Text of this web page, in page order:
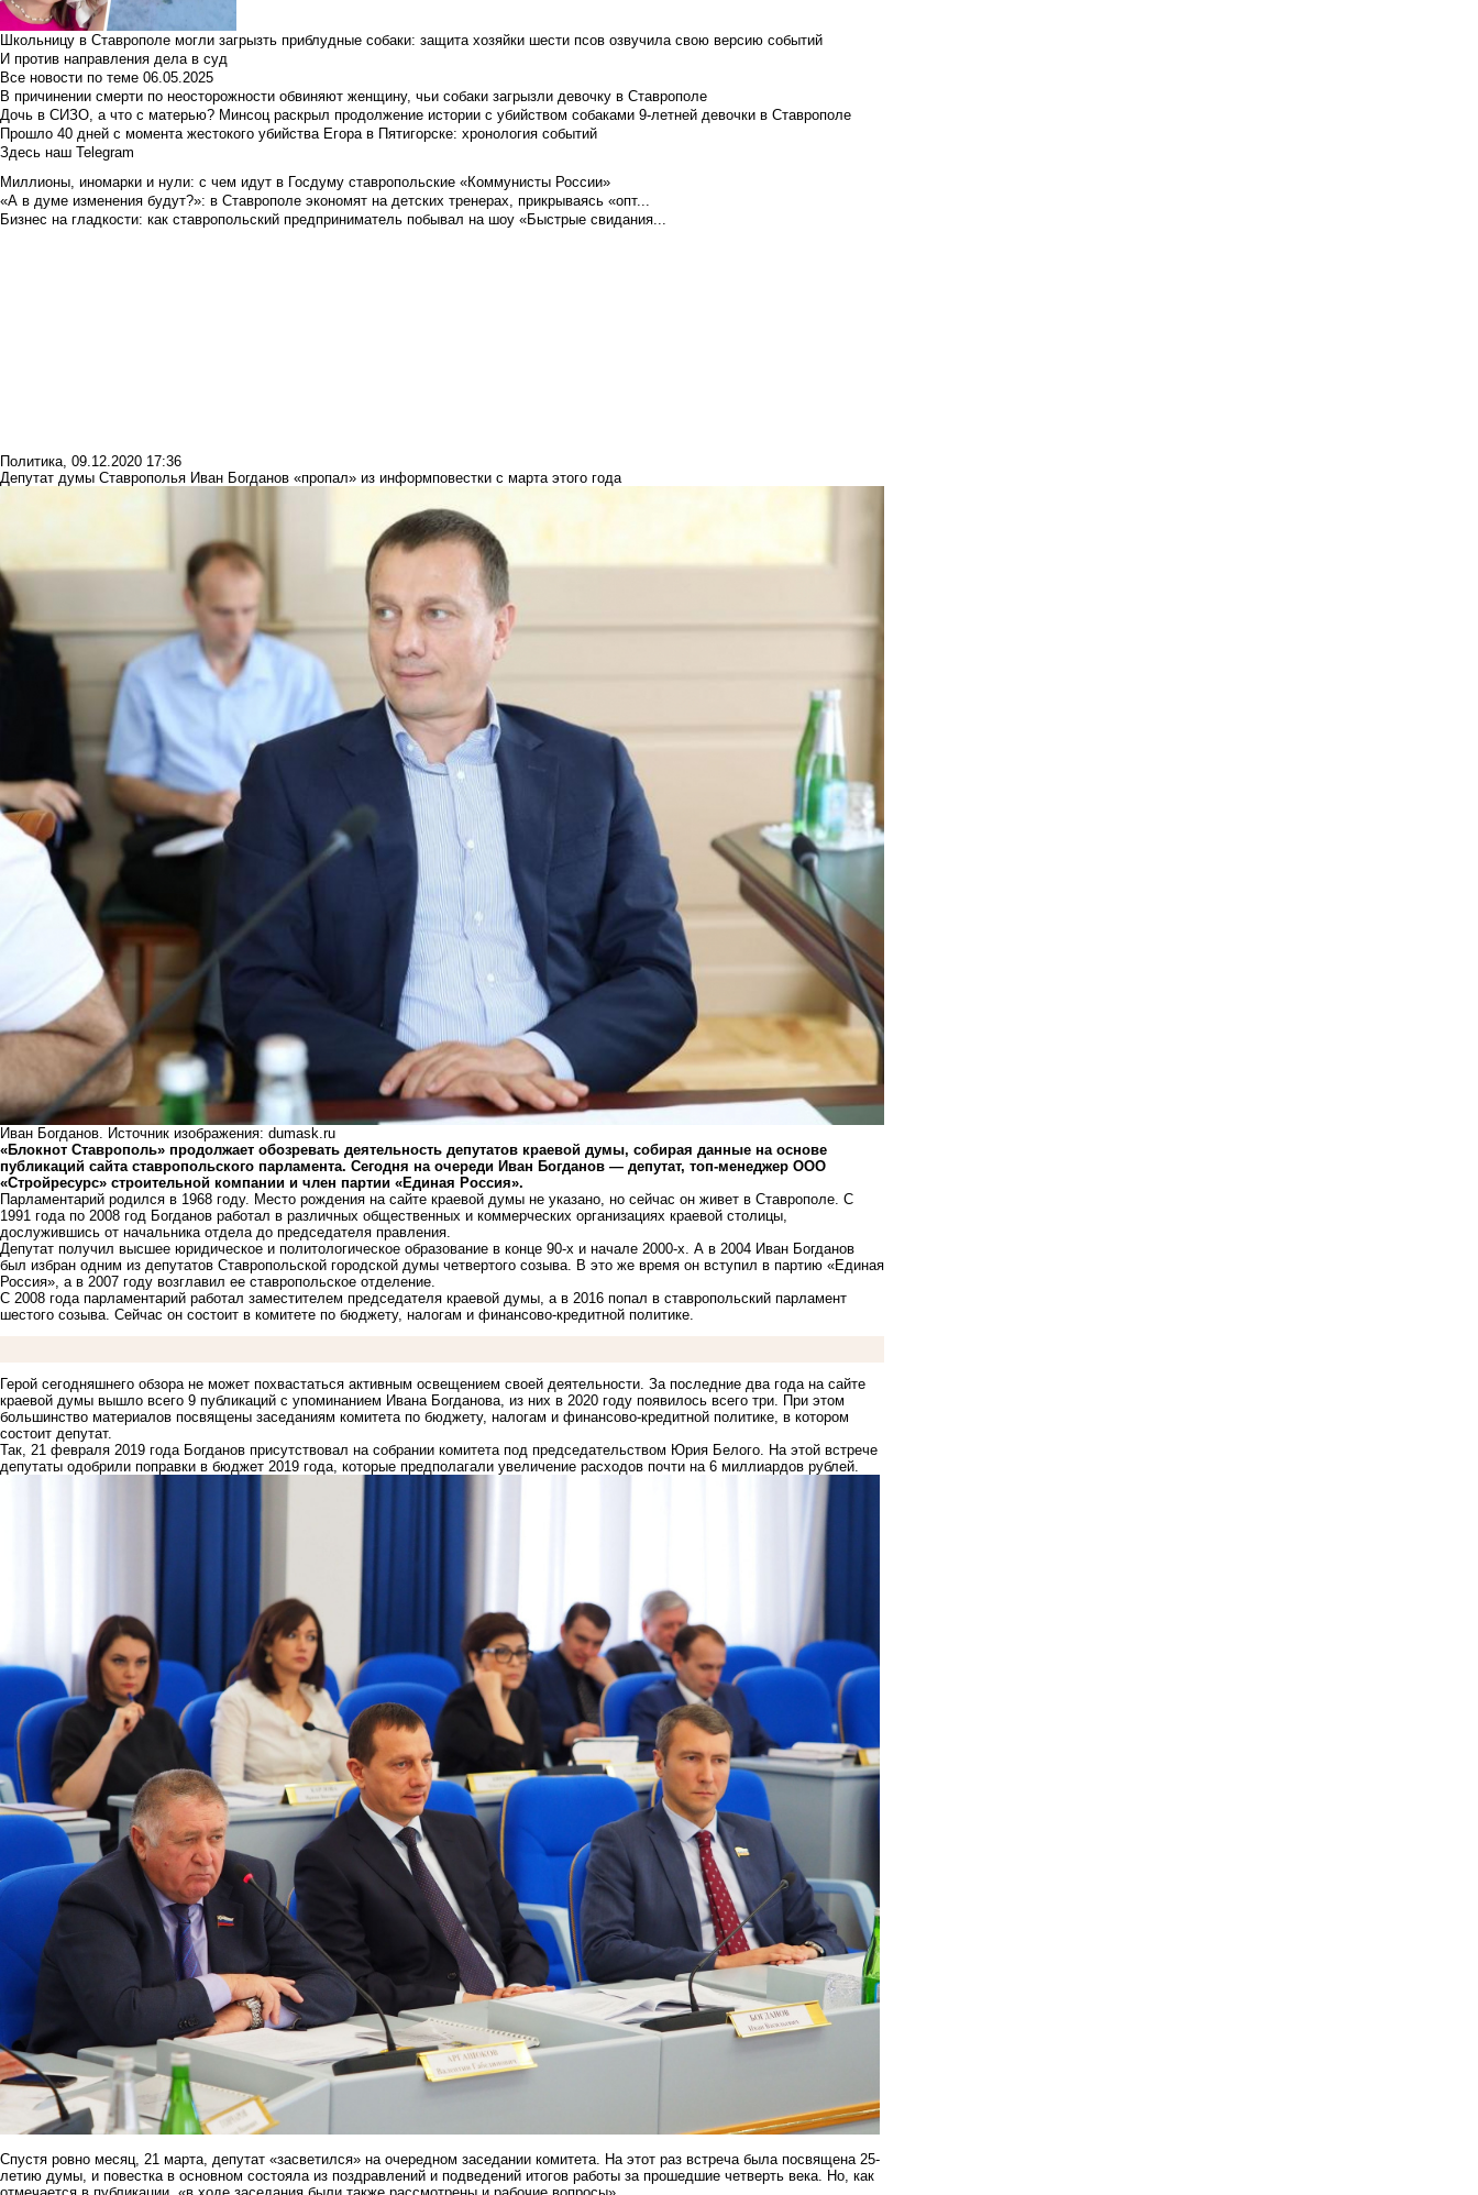
Школьницу в Ставрополе могли загрызть приблудные собаки: защита хозяйки шести псов озвучила свою версию событий
И против направления дела в суд
Все новости по теме 06.05.2025
В причинении смерти по неосторожности обвиняют женщину, чьи собаки загрызли девочку в Ставрополе
Дочь в СИЗО, а что с матерью? Минсоц раскрыл продолжение истории с убийством собаками 9-летней девочки в Ставрополе
Прошло 40 дней с момента жестокого убийства Егора в Пятигорске: хронология событий
Здесь наш Telegram
Миллионы, иномарки и нули: с чем идут в Госдуму ставропольские «Коммунисты России»
«А в думе изменения будут?»: в Ставрополе экономят на детских тренерах, прикрываясь «опт...
Бизнес на гладкости: как ставропольский предприниматель побывал на шоу «Быстрые свидания...
Политика, 09.12.2020 17:36
Депутат думы Ставрополья Иван Богданов «пропал» из информповестки с марта этого года
Иван Богданов. Источник изображения: dumask.ru
«Блокнот Ставрополь» продолжает обозревать деятельность депутатов краевой думы, собирая данные на основе
публикаций сайта ставропольского парламента. Сегодня на очереди Иван Богданов — депутат, топ-менеджер ООО
«Стройресурс» строительной компании и член партии «Единая Россия».
Парламентарий родился в 1968 году. Место рождения на сайте краевой думы не указано, но сейчас он живет в Ставрополе. С
1991 года по 2008 год Богданов работал в различных общественных и коммерческих организациях краевой столицы,
дослужившись от начальника отдела до председателя правления.
Депутат получил высшее юридическое и политологическое образование в конце 90-х и начале 2000-х. А в 2004 Иван Богданов
был избран одним из депутатов Ставропольской городской думы четвертого созыва. В это же время он вступил в партию «Единая
Россия», а в 2007 году возглавил ее ставропольское отделение.
С 2008 года парламентарий работал заместителем председателя краевой думы, а в 2016 попал в ставропольский парламент
шестого созыва. Сейчас он состоит в комитете по бюджету, налогам и финансово-кредитной политике.
Герой сегодняшнего обзора не может похвастаться активным освещением своей деятельности. За последние два года на сайте
краевой думы вышло всего 9 публикаций с упоминанием Ивана Богданова, из них в 2020 году появилось всего три. При этом
большинство материалов посвящены заседаниям комитета по бюджету, налогам и финансово-кредитной политике, в котором
состоит депутат.
Так, 21 февраля 2019 года Богданов присутствовал на собрании комитета под председательством Юрия Белого. На этой встрече
депутаты одобрили поправки в бюджет 2019 года, которые предполагали увеличение расходов почти на 6 миллиардов рублей.
Спустя ровно месяц, 21 марта, депутат «засветился» на очередном заседании комитета. На этот раз встреча была посвящена 25-
летию думы, и повестка в основном состояла из поздравлений и подведений итогов работы за прошедшие четверть века. Но, как